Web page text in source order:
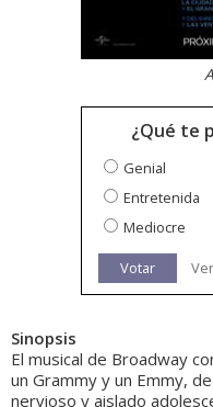
¿Qué te
Genial
Entretenida
Mediocre
Votar
Sinopsis
El musical de Broadway
un Grammy y un Emmy,
nervioso y aislado